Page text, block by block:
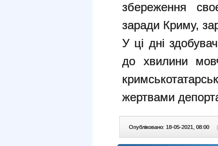
збереження
заради Криму,
У ці дні
до хвилини
жертвами
Опубліковано: 18-05-2021, 08:00 |